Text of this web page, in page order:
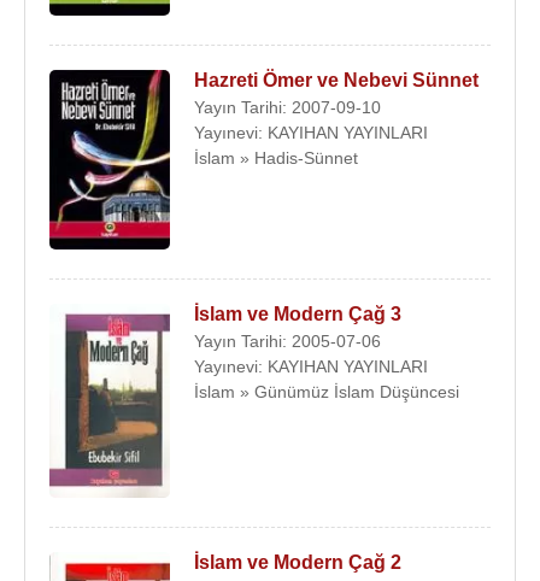
Hazreti Ömer ve Nebevi Sünnet
Yayın Tarihi: 2007-09-10
Yayınevi: KAYIHAN YAYINLARI
İslam » Hadis-Sünnet
İslam ve Modern Çağ 3
Yayın Tarihi: 2005-07-06
Yayınevi: KAYIHAN YAYINLARI
İslam » Günümüz İslam Düşüncesi
İslam ve Modern Çağ 2